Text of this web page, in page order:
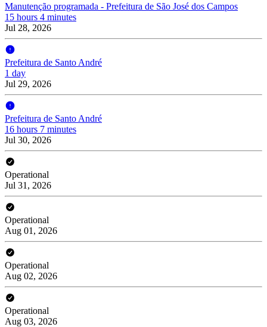
Manutenção programada - Prefeitura de São José dos Campos
15 hours 4 minutes
Jul 28, 2026
Prefeitura de Santo André
1 day
Jul 29, 2026
Prefeitura de Santo André
16 hours 7 minutes
Jul 30, 2026
Operational
Jul 31, 2026
Operational
Aug 01, 2026
Operational
Aug 02, 2026
Operational
Aug 03, 2026